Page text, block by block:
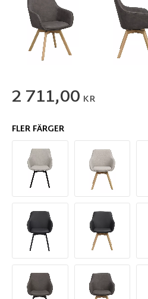
2 711,00 KR
FLER FÄRGER